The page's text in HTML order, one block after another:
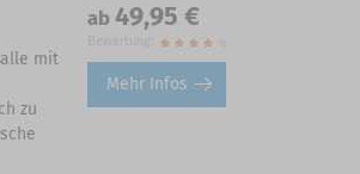
alle mit
zu
ab 49,95 €
Mehr Infos